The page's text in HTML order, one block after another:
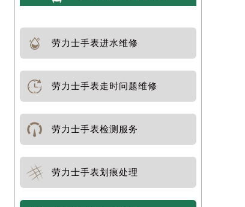
劳力士手表进水维修
劳力士手表走时问题维修
劳力士手表检测服务
劳力士手表划痕处理